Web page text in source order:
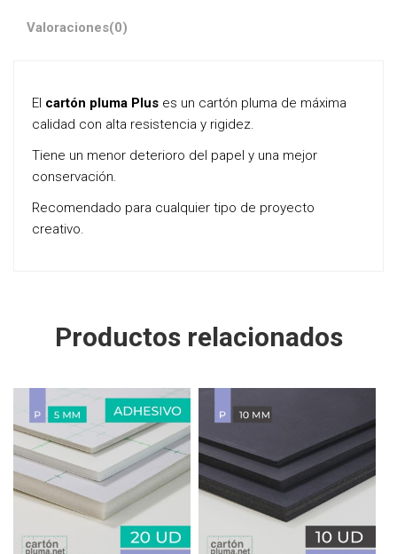
Valoraciones(0)
El cartón pluma Plus es un cartón pluma de máxima
calidad con alta resistencia y rigidez.
Tiene un menor deterioro del papel y una mejor
conservación.
Recomendado para cualquier tipo de proyecto
creativo.
Productos relacionados